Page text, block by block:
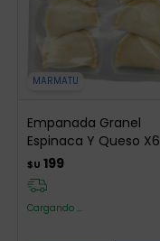
MARMATU
Empanada Granel
Espinaca Y Queso X6
$U 199
Cargando ...